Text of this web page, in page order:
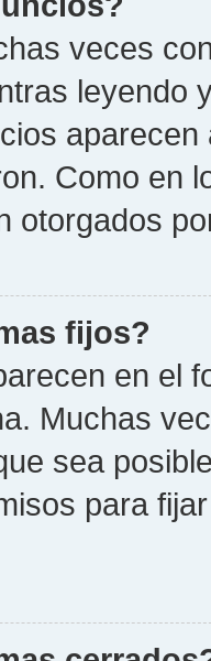
veces
leyendo
Como en
otorgados
fijos?
en el
Muchas
sea
para